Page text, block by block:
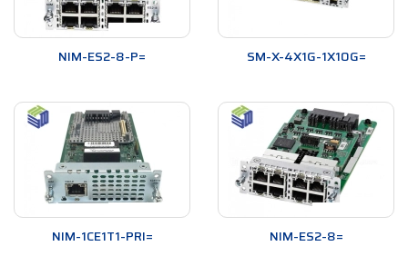
NIM-ES2-8-P= SM-X-4X1G-1X10G=
NIM-1CE1T1-PRI= NIM-ES2-8=